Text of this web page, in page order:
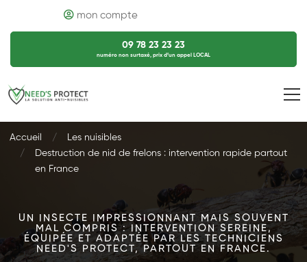
mon compte
09 78 23 23 23
numéro non surtaxé, prix d’un appel LOCAL
Accueil
Les nuisibles
Destruction de nid de frelons : intervention rapide partout
en France
UN INSECTE IMPRESSIONNANT MAIS SOUVENT
MAL COMPRIS : INTERVENTION SEREINE,
ÉQUIPÉE ET ADAPTÉE PAR LES TECHNICIENS
NEED'S PROTECT, PARTOUT EN FRANCE.